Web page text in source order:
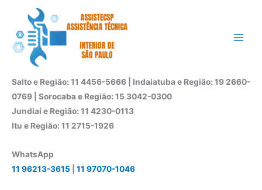
conteúdo
Salto e Região: 11 4456-5666 | Indaiatuba e Região: 19 2660-
0769 | Sorocaba e Região: 15 3042-0300
Jundiaí e Região: 11 4230-0113
Itu e Região: 11 2715-1926
WhatsApp
11 96213-3615
11 97070-1046